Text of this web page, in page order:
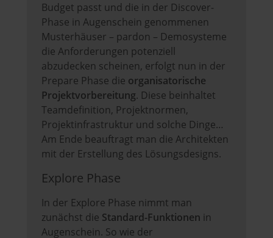
Budget passt und die in der Discover-
Phase in Augenschein genommenen
Musterhäuser – pardon – Demosysteme
die Anforderungen potenziell
abzudecken scheinen, erfolgt nun in der
Prepare Phase die organisatorische
Projektvorbereitung. Diese beinhaltet
Teamdefinition, Projektnormen,
Projektinfrastruktur und solche Dinge…
Am Ende beauftragt man die Architekten
mit der Erstellung des Lösungsdesigns.
Explore Phase
In der Explore Phase nimmt man
zunächst die Standard-Funktionen in
Augenschein. So wie der